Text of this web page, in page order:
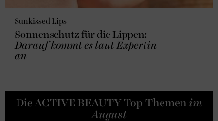
Sunkissed Lips
Sonnenschutz für die Lippen:
Darauf kommt es laut Expertin
an
Die ACTIVE BEAUTY Top-Themen im
August